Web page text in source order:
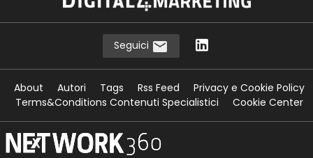
Seguici
About Autori Tags Rss Feed
Privacy e Cookie Policy
Terms&Conditions Contenuti Specialistici
Cookie Center